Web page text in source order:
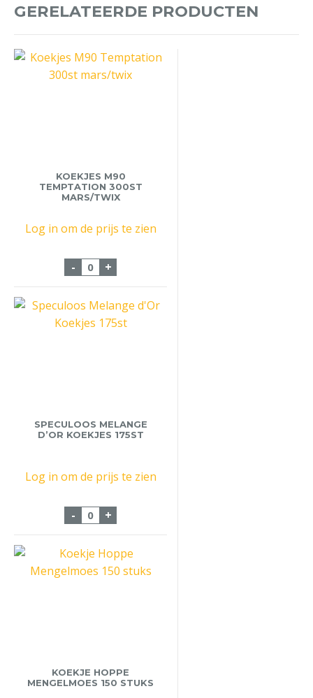
GERELATEERDE PRODUCTEN
KOEKJES M90
TEMPTATION 300ST
MARS/TWIX
Log in om de prijs te zien
- Koekjes M90 Temptation 300st mars/
+
SPECULOOS MELANGE
D’OR KOEKJES 175ST
Log in om de prijs te zien
- Speculoos Melange d'Or Koekjes 175st
+
KOEKJE HOPPE
MENGELMOES 150 STUKS